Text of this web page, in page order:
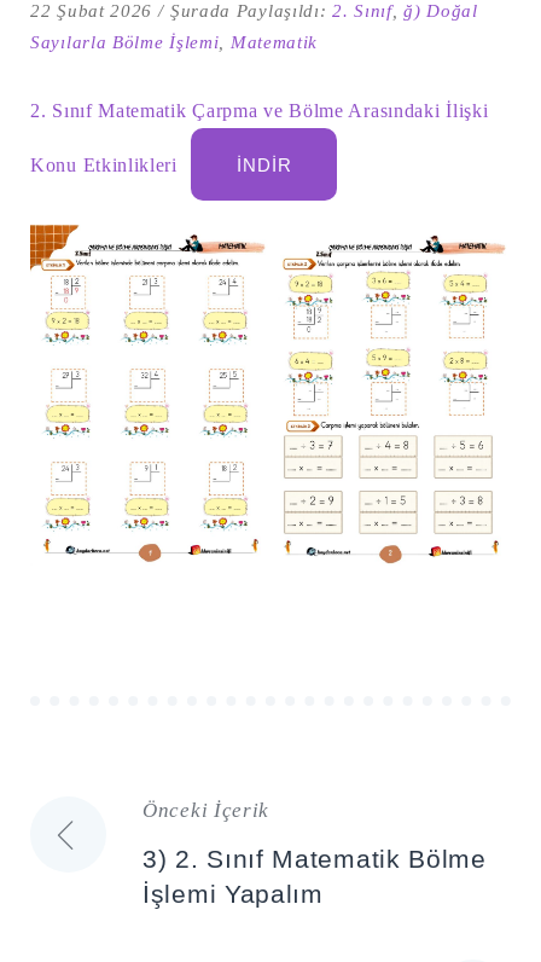
Şu
arama
sonuçları:
22 Şubat 2026 Şurada Paylaşıldı:2. Sınıf,ğ) Doğal
Sayılarla Bölme İşlemi
Matematik
2. Sınıf Matematik Çarpma ve Bölme Arasındaki İlişki
Konu Etkinlikleri İNDIR
Yazı
gezinmesi
Önceki İçerik
3) 2. Sınıf Matematik Bölme
İşlemi Yapalım